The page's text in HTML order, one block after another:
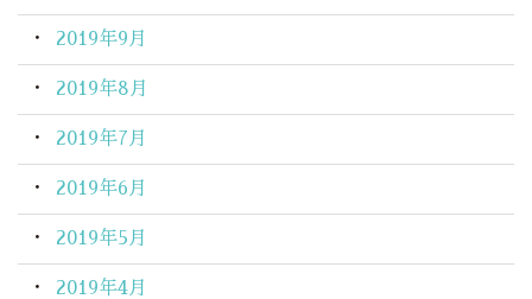
2019年9月
2019年8月
2019年7月
2019年6月
2019年5月
2019年4月